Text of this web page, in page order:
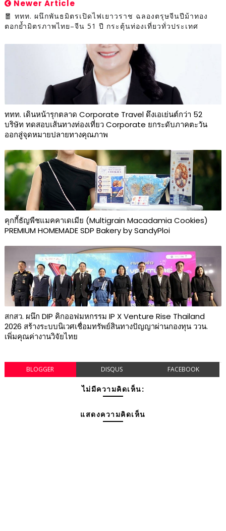
Newer Article
🧧 ททท. ผนึกพันธมิตรเปิดไฟเยาวราช ฉลองตรุษจีนปีม้าทอง
ตอกย้ำมิตรภาพไทย–จีน 51 ปี กระตุ้นท่องเที่ยวทั่วประเทศ
ททท. เดินหน้ารุกตลาด Corporate Travel ดึงเอเย่นต์กว่า 52
บริษัท ทดสอบเส้นทางท่องเที่ยว Corporate ยกระดับภาคตะวัน
ออกสู่จุดหมายปลายทางคุณภาพ
คุกกี้ธัญพืชแมคคาเดเมีย (Multigrain Macadamia Cookies)
PREMIUM HOMEMADE SDP Bakery by SandyPloi
สกสว. ผนึก DIP คิกออฟมหกรรม IP X Venture Rise Thailand
2026 สร้างระบบนิเวศเชื่อมทรัพย์สินทางปัญญาผ่านกองทุน ววน.
เพิ่มคุณค่างานวิจัยไทย
BLOGGER DISQUS FACEBOOK
ไม่มีความคิดเห็น:
แสดงความคิดเห็น